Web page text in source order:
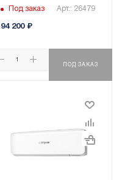
настенная сплит-
Под заказ Арт.: 26479
94 200₽
ПОД ЗАКАЗ